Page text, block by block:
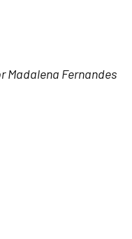
Madalena Fernandes